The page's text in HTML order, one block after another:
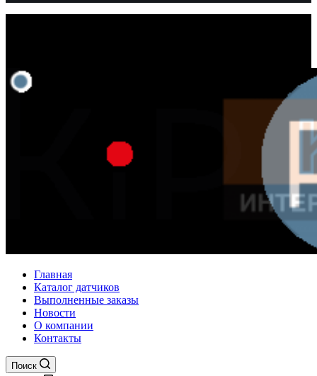
Главная
Каталог датчиков
Выполненные заказы
Новости
О компании
Контакты
Поиск